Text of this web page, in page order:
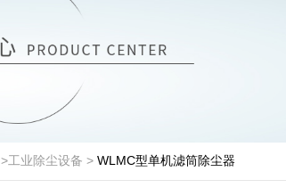
>工业除尘设备 > WLMC型单机滤筒除尘器